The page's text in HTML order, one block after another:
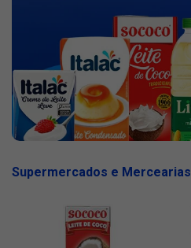
Supermercados e Mercearias